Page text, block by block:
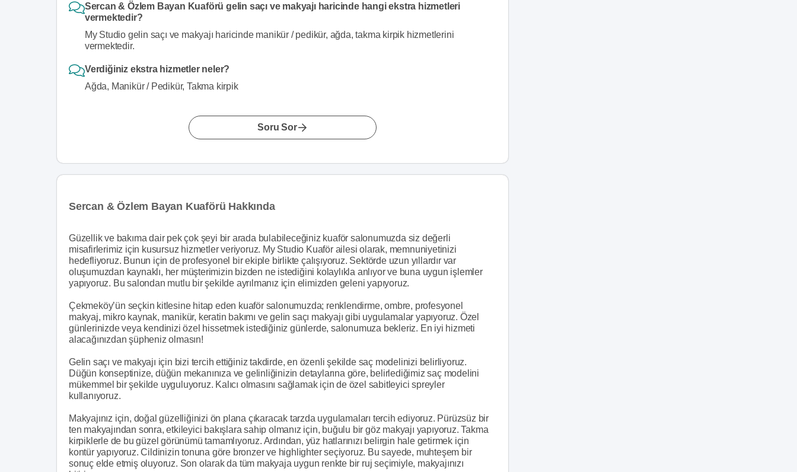
Sercan & Özlem Bayan Kuaförü gelin saçı ve makyajı haricinde hangi ekstra hizmetleri
vermektedir?
My Studio gelin saçı ve makyajı haricinde manikür / pedikür, ağda, takma kirpik hizmetlerini
vermektedir.
Verdiğiniz ekstra hizmetler neler?
Ağda, Manikür / Pedikür, Takma kirpik
Soru Sor
Sercan & Özlem Bayan Kuaförü Hakkında
Güzellik ve bakıma dair pek çok şeyi bir arada bulabileceğiniz kuaför salonumuzda siz değerli
misafirlerimiz için kusursuz hizmetler veriyoruz. My Studio Kuaför ailesi olarak, memnuniyetinizi
hedefliyoruz. Bunun için de profesyonel bir ekiple birlikte çalışıyoruz. Sektörde uzun yıllardır var
oluşumuzdan kaynaklı, her müşterimizin bizden ne istediğini kolaylıkla anlıyor ve buna uygun işlemler
yapıyoruz. Bu salondan mutlu bir şekilde ayrılmanız için elimizden geleni yapıyoruz.
Çekmeköy’ün seçkin kitlesine hitap eden kuaför salonumuzda; renklendirme, ombre, profesyonel
makyaj, mikro kaynak, manikür, keratin bakımı ve gelin saçı makyajı gibi uygulamalar yapıyoruz. Özel
günlerinizde veya kendinizi özel hissetmek istediğiniz günlerde, salonumuza bekleriz. En iyi hizmeti
alacağınızdan şüpheniz olmasın!
Gelin saçı ve makyajı için bizi tercih ettiğiniz takdirde, en özenli şekilde saç modelinizi belirliyoruz.
Düğün konseptinize, düğün mekanınıza ve gelinliğinizin detaylarına göre, belirlediğimiz saç modelini
mükemmel bir şekilde uyguluyoruz. Kalıcı olmasını sağlamak için de özel sabitleyici spreyler
kullanıyoruz.
Makyajınız için, doğal güzelliğinizi ön plana çıkaracak tarzda uygulamaları tercih ediyoruz. Pürüzsüz bir
ten makyajından sonra, etkileyici bakışlara sahip olmanız için, buğulu bir göz makyajı yapıyoruz. Takma
kirpiklerle de bu güzel görünümü tamamlıyoruz. Ardından, yüz hatlarınızı belirgin hale getirmek için
kontür yapıyoruz. Cildinizin tonuna göre bronzer ve highlighter seçiyoruz. Bu sayede, muhteşem bir
sonuç elde etmiş oluyoruz. Son olarak da tüm makyaja uygun renkte bir ruj seçimiyle, makyajınızı